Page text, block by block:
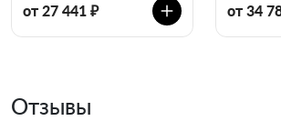
от 27 441 ₽ от 34
Отзывы